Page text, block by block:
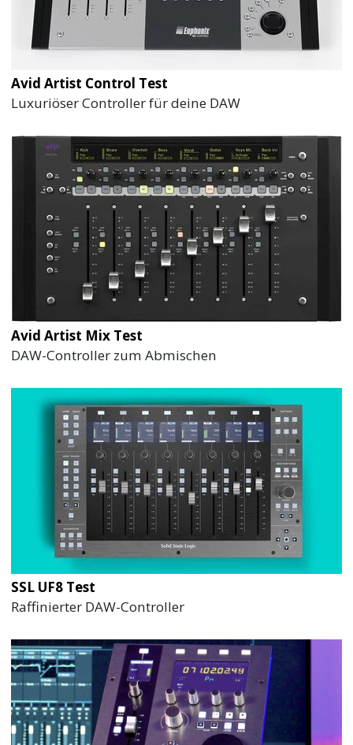
Avid Artist Control Test
Luxuriöser Controller für deine DAW
Avid Artist Mix Test
DAW-Controller zum Abmischen
SSL UF8 Test
Raffinierter DAW-Controller